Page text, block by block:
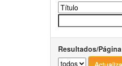
Resultados/Página